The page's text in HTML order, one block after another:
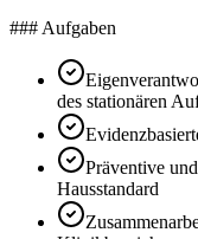
### Aufgaben
des stationären
Präventive
Hausstandard